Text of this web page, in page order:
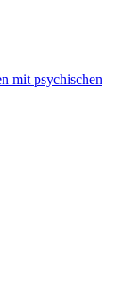
mit psychischen